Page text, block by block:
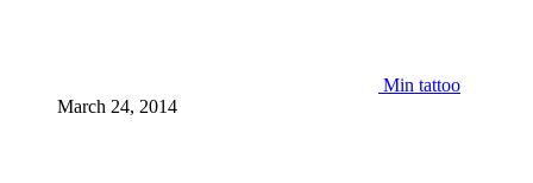
Min tattoo
March 24, 2014